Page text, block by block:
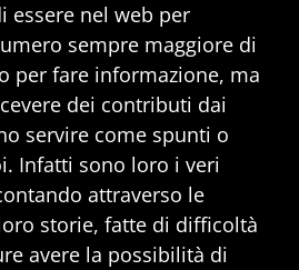
essere nel web per
sempre maggiore di
per fare informazione, ma
dei contributi dai
servire come spunti o
Infatti sono loro i veri
attraverso le
storie, fatte di difficoltà
avere la possibilità di